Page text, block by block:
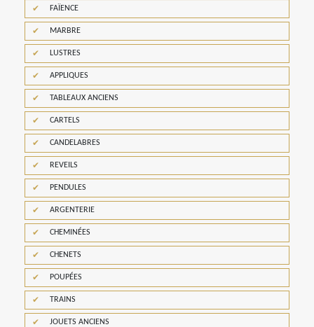
FAÏENCE
MARBRE
LUSTRES
APPLIQUES
TABLEAUX ANCIENS
CARTELS
CANDELABRES
REVEILS
PENDULES
ARGENTERIE
CHEMINÉES
CHENETS
POUPÉES
TRAINS
JOUETS ANCIENS